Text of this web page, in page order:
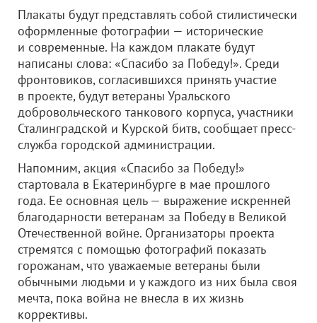
Плакаты будут представлять собой стилистически
оформленные фотографии — исторические
и современные. На каждом плакате будут
написаны слова: «Спасибо за Победу!». Среди
фронтовиков, согласившихся принять участие
в проекте, будут ветераны Уральского
добровольческого танкового корпуса, участники
Сталинградской и Курской битв, сообщает пресс-
служба городской администрации.
Напомним, акция «Спасибо за Победу!»
стартовала в Екатеринбурге в мае прошлого
года. Ее основная цель — выражение искренней
благодарности ветеранам за Победу в Великой
Отечественной войне. Организаторы проекта
стремятся с помощью фотографий показать
горожанам, что уважаемые ветераны были
обычными людьми и у каждого из них была своя
мечта, пока война не внесла в их жизнь
коррективы.